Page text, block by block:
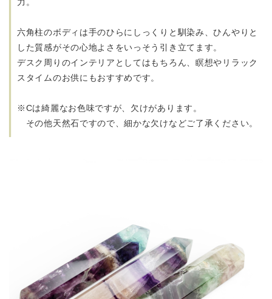
六角柱のボディは手のひらにしっくりと馴染み、ひんやりと
した質感がその心地よさをいっそう引き立てます。
デスク周りのインテリアとしてはもちろん、瞑想やリラック
スタイムのお供にもおすすめです。
※Cは綺麗なお色味ですが、欠けがあります。
その他天然石ですので、細かな欠けなどご了承ください。